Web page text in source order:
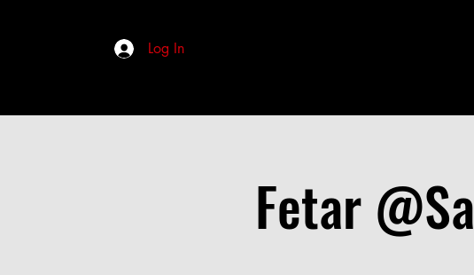
Log In
Fetar